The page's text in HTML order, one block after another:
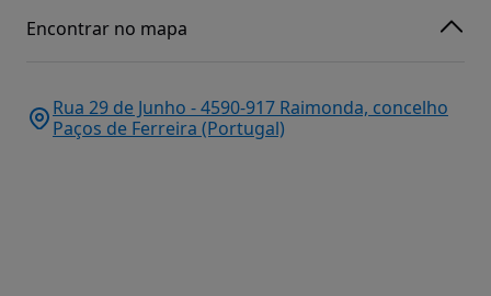
Encontrar no mapa
Rua 29 de Junho - 4590-917 Raimonda, concelho
Paços de Ferreira (Portugal)